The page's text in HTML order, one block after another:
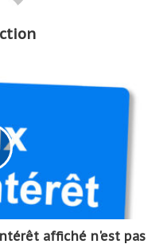
affiché n'est pas